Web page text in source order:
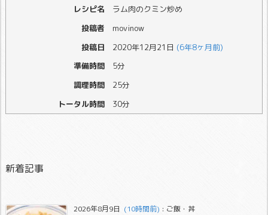
レシピ名
ラム肉のクミン炒め
投稿者
movinow
投稿日
2020年12月21日 (6年8ヶ月前)
準備時間
5分
調理時間
25分
トータル時間
30分
新着記事
2026年8月9日
  (10時間前)
: ご飯・丼